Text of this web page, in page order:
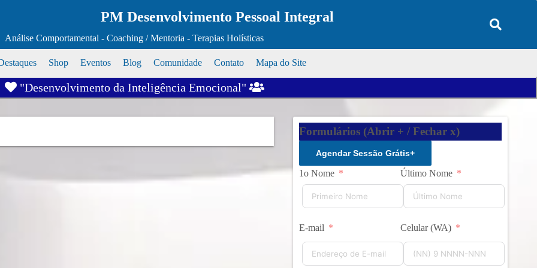
PM Desenvolvimento Pessoal Integral
Análise Comportamental - Coaching / Mentoria - Terapias Holísticas
Shop Eventos Blog Comunidade Contato Mapa do Site
"Desenvolvimento da Inteligência Emocional"
Formulários (Abrir + / Fechar x)
Agendar Sessão Grátis+
1o Nome Último Nome
E-mail Celular (WA)